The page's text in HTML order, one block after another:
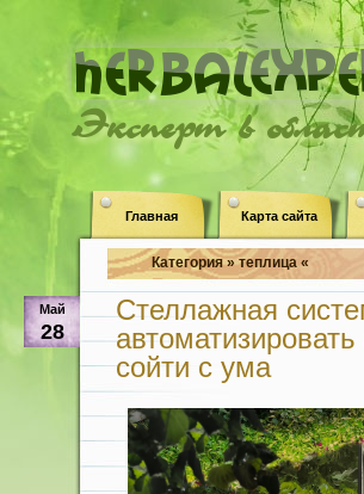
Эксперт в
Главная Карта сайта
Категория » теплица «
Май
28
Стеллажная
сойти с ума